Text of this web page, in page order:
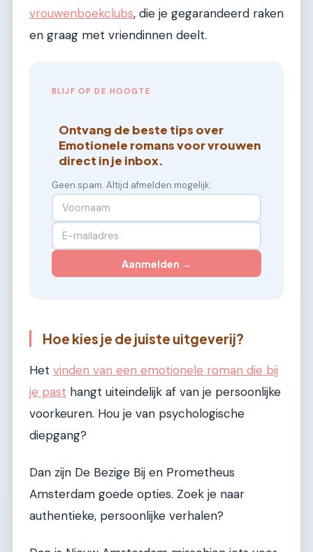
vrouwenboekclubs, die je gegarandeerd raken
en graag met vriendinnen deelt.
BLIJF OP DE HOOGTE
Ontvang de beste tips over
Emotionele romans voor vrouwen
direct in je inbox.
Geen spam. Altijd afmelden mogelijk.
Aanmelden →
Hoe kies je de juiste uitgeverij?
Het vinden van een emotionele roman die bij
je past hangt uiteindelijk af van je persoonlijke
voorkeuren. Hou je van psychologische
diepgang?
Dan zijn De Bezige Bij en Prometheus
Amsterdam goede opties. Zoek je naar
authentieke, persoonlijke verhalen?